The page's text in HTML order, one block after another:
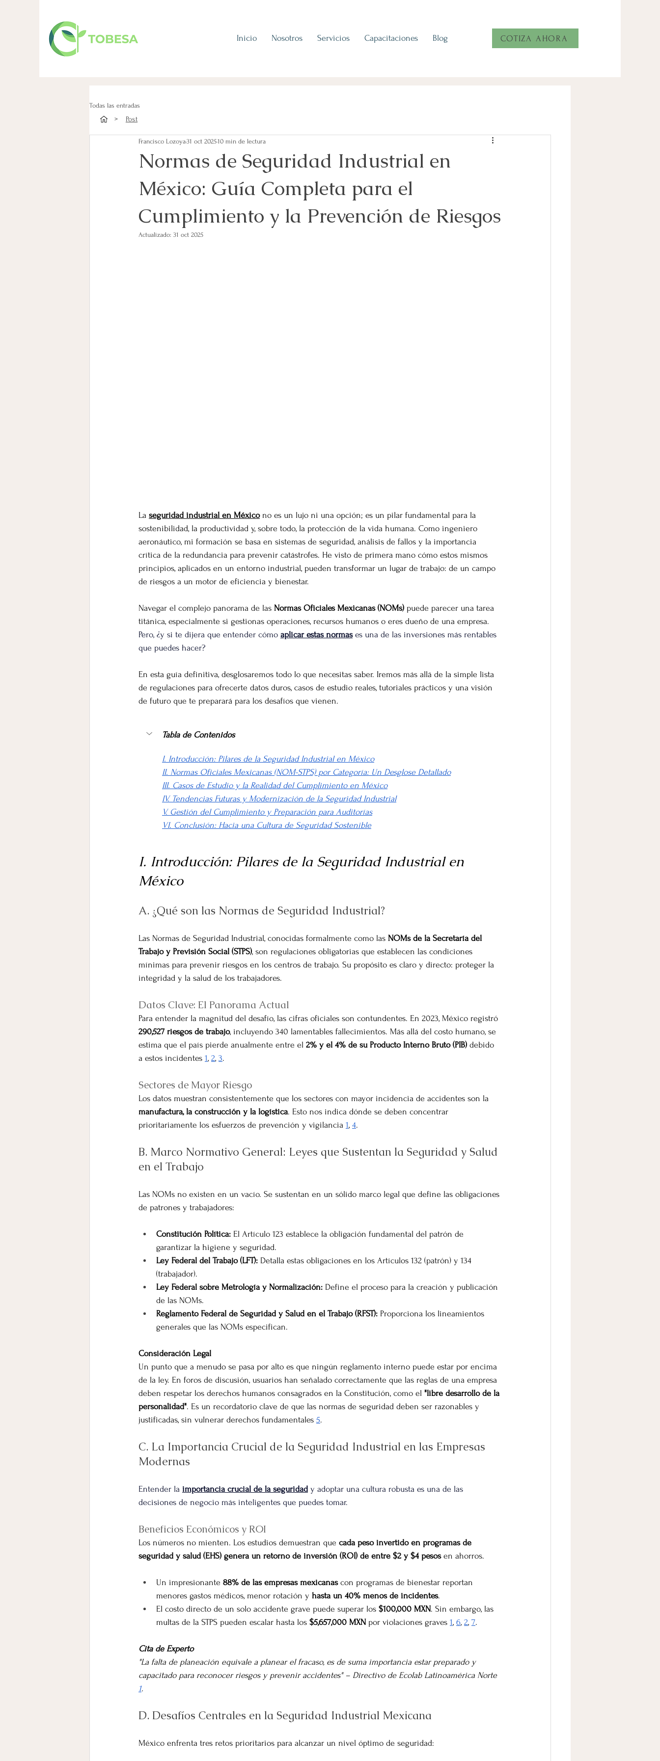
Inicio Nosotros Servicios Capacitaciones Blog COTIZA AHORA
Todas las entradas
Normas de Seguridad Industrial en
México: Guía Completa para el
Cumplimiento y la Prevención de Riesgos
Francisco Lozoya31 oct 202510 min de lectura
Actualizado: 31 oct 2025
La seguridad industrial en México no es un lujo ni una opción; es un pilar fundamental para la
sostenibilidad, la productividad y, sobre todo, la protección de la vida humana. Como ingeniero
aeronáutico, mi formación se basa en sistemas de seguridad, análisis de fallos y la importancia
crítica de la redundancia para prevenir catástrofes. He visto de primera mano cómo estos mismos
principios, aplicados en un entorno industrial, pueden transformar un lugar de trabajo: de un campo
de riesgos a un motor de eficiencia y bienestar.
Navegar el complejo panorama de las Normas Oficiales Mexicanas (NOMs) puede parecer una tarea
titánica, especialmente si gestionas operaciones, recursos humanos o eres dueño de una empresa.
Pero, ¿y si te dijera que entender cómo aplicar estas normas es una de las inversiones más rentables
que puedes hacer?
En esta guía definitiva, desglosaremos todo lo que necesitas saber. Iremos más allá de la simple lista
de regulaciones para ofrecerte datos duros, casos de estudio reales, tutoriales prácticos y una visión
de futuro que te preparará para los desafíos que vienen.
Tabla de Contenidos
I. Introducción: Pilares de la Seguridad Industrial en México
II. Normas Oficiales Mexicanas (NOM-STPS) por Categoría: Un Desglose Detallado
III. Casos de Estudio y la Realidad del Cumplimiento en México
IV. Tendencias Futuras y Modernización de la Seguridad Industrial
V. Gestión del Cumplimiento y Preparación para Auditorías
VI. Conclusión: Hacia una Cultura de Seguridad Sostenible
I. Introducción: Pilares de la Seguridad Industrial en
México
A. ¿Qué son las Normas de Seguridad Industrial?
Las Normas de Seguridad Industrial, conocidas formalmente como las NOMs de la Secretaría del
Trabajo y Previsión Social (STPS), son regulaciones obligatorias que establecen las condiciones
mínimas para prevenir riesgos en los centros de trabajo. Su propósito es claro y directo: proteger la
integridad y la salud de los trabajadores.
Datos Clave: El Panorama Actual
Para entender la magnitud del desafío, las cifras oficiales son contundentes. En 2023, México registró
290,527 riesgos de trabajo, incluyendo 340 lamentables fallecimientos. Más allá del costo humano, se
estima que el país pierde anualmente entre el 2% y el 4% de su Producto Interno Bruto (PIB) debido
a estos incidentes 1, 2, 3.
Sectores de Mayor Riesgo
Los datos muestran consistentemente que los sectores con mayor incidencia de accidentes son la
manufactura, la construcción y la logística. Esto nos indica dónde se deben concentrar
prioritariamente los esfuerzos de prevención y vigilancia 1, 4.
B. Marco Normativo General: Leyes que Sustentan la Seguridad y Salud
en el Trabajo
Las NOMs no existen en un vacío. Se sustentan en un sólido marco legal que define las obligaciones
de patrones y trabajadores:
Constitución Política: El Artículo 123 establece la obligación fundamental del patrón de
garantizar la higiene y seguridad.
Ley Federal del Trabajo (LFT): Detalla estas obligaciones en los Artículos 132 (patrón) y 134
(trabajador).
Ley Federal sobre Metrología y Normalización: Define el proceso para la creación y publicación
de las NOMs.
Reglamento Federal de Seguridad y Salud en el Trabajo (RFST): Proporciona los lineamientos
generales que las NOMs especifican.
Consideración Legal
Un punto que a menudo se pasa por alto es que ningún reglamento interno puede estar por encima
de la ley. En foros de discusión, usuarios han señalado correctamente que las reglas de una empresa
deben respetar los derechos humanos consagrados en la Constitución, como el "libre desarrollo de la
personalidad". Es un recordatorio clave de que las normas de seguridad deben ser razonables y
justificadas, sin vulnerar derechos fundamentales 5.
C. La Importancia Crucial de la Seguridad Industrial en las Empresas
Modernas
Entender la importancia crucial de la seguridad y adoptar una cultura robusta es una de las
decisiones de negocio más inteligentes que puedes tomar.
Beneficios Económicos y ROI
Los números no mienten. Los estudios demuestran que cada peso invertido en programas de
seguridad y salud (EHS) genera un retorno de inversión (ROI) de entre $2 y $4 pesos en ahorros.
Un impresionante 88% de las empresas mexicanas con programas de bienestar reportan
menores gastos médicos, menor rotación y hasta un 40% menos de incidentes.
El costo directo de un solo accidente grave puede superar los $100,000 MXN. Sin embargo, las
multas de la STPS pueden escalar hasta los $5,657,000 MXN por violaciones graves 1, 6, 2, 7.
Cita de Experto
"La falta de planeación equivale a planear el fracaso, es de suma importancia estar preparado y
capacitado para reconocer riesgos y prevenir accidentes" – Directivo de Ecolab Latinoamérica Norte
1.
D. Desafíos Centrales en la Seguridad Industrial Mexicana
México enfrenta tres retos prioritarios para alcanzar un nivel óptimo de seguridad:
> Post